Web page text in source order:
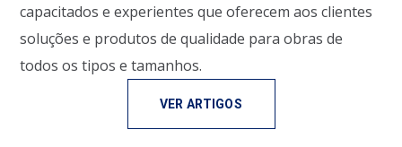
capacitados e experientes que oferecem aos clientes
soluções e produtos de qualidade para obras de
todos os tipos e tamanhos.
VER ARTIGOS